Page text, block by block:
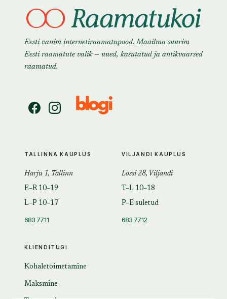
Eesti vanim internetiraamatupood. Maailma suurim
Eesti raamatute valik — uued, kasutatud ja antikvaarsed
raamatud.
KLIENDITUGI
Kohaletoimetamine
Maksmine
TALLINNA KAUPLUS
Harju 1, Tallinn
E–R 10–19
L–P 10–17
683 7711
VILJANDI KAUPLUS
Lossi 28, Viljandi
T–L 10–18
P–E suletud
683 7712